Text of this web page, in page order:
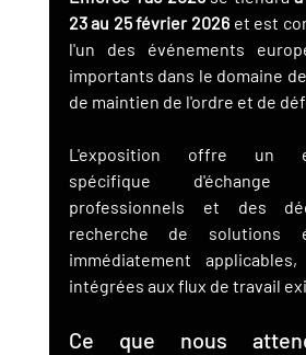
23 au 25 février 2026 et est
l'un des événements
importants dans le domaine
de maintien de l'ordre et de
L'exposition offre un
spécifique
professionnels et des
recherche de solutions
immédiatement
intégrées aux flux de travail
Ce que nous